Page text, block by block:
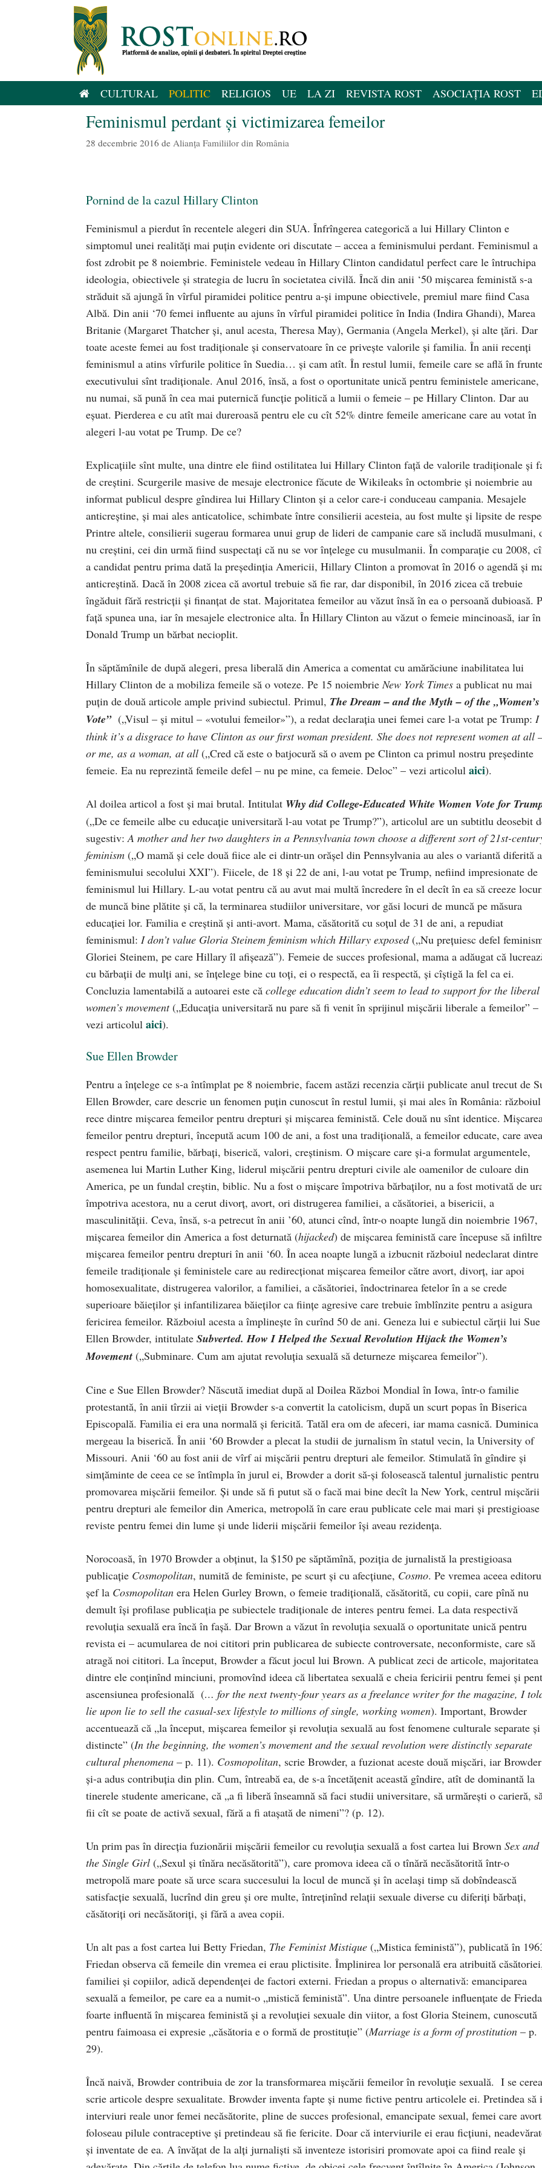
CULTURAL POLITIC RELIGIOS UE LA ZI REVISTA ROST ASOCIAȚIA ROST
Feminismul perdant și victimizarea femeilor
28 decembrie 2016 de Alianţa Familiilor din România
Pornind de la cazul Hillary Clinton
Feminismul a pierdut în recentele alegeri din SUA. Înfrîngerea categorică a lui Hillary Clinton e
simptomul unei realităţi mai puţin evidente ori discutate – accea a feminismului perdant. Feminismul a
fost zdrobit pe 8 noiembrie. Feministele vedeau în Hillary Clinton candidatul perfect care le întruchipa
ideologia, obiectivele şi strategia de lucru în societatea civilă. Încă din anii ‘50 mişcarea feministă s-a
străduit să ajungă în vîrful piramidei politice pentru a-şi impune obiectivele, premiul mare fiind Casa
Albă. Din anii ‘70 femei influente au ajuns în vîrful piramidei politice în India (Indira Ghandi), Marea
Britanie (Margaret Thatcher şi, anul acesta, Theresa May), Germania (Angela Merkel), şi alte ţări. Dar
toate aceste femei au fost tradiţionale şi conservatoare în ce privește valorile şi familia. În anii recenţi
feminismul a atins vîrfurile politice în Suedia… şi cam atît. În restul lumii, femeile care se află în
executivului sînt tradiţionale. Anul 2016, însă, a fost o oportunitate unică pentru feministele americane,
nu numai, să pună în cea mai puternică funcţie politică a lumii o femeie – pe Hillary Clinton. Dar au
eşuat. Pierderea e cu atît mai dureroasă pentru ele cu cît 52% dintre femeile americane care au votat în
alegeri l-au votat pe Trump. De ce?
Explicaţiile sînt multe, una dintre ele fiind ostilitatea lui Hillary Clinton faţă de valorile tradiționale şi
de creştini. Scurgerile masive de mesaje electronice făcute de Wikileaks în octombrie şi noiembrie au
informat publicul despre gîndirea lui Hillary Clinton şi a celor care-i conduceau campania. Mesajele
anticreştine, şi mai ales anticatolice, schimbate între consilierii acesteia, au fost multe şi lipsite de
Printre altele, consilierii sugerau formarea unui grup de lideri de campanie care să includă musulmani,
nu creştini, cei din urmă fiind suspectaţi că nu se vor înţelege cu musulmanii. În comparaţie cu 2008,
a candidat pentru prima dată la preşedinţia Americii, Hillary Clinton a promovat în 2016 o agendă şi
anticreştină. Dacă în 2008 zicea că avortul trebuie să fie rar, dar disponibil, în 2016 zicea că trebuie
îngăduit fără restricţii şi finanţat de stat. Majoritatea femeilor au văzut însă în ea o persoană dubioasă.
față spunea una, iar în mesajele electronice alta. În Hillary Clinton au văzut o femeie mincinoasă, iar în
Donald Trump un bărbat necioplit.
În săptămînile de după alegeri, presa liberală din America a comentat cu amărăciune inabilitatea lui
Hillary Clinton de a mobiliza femeile să o voteze. Pe 15 noiembrie New York Times a publicat nu mai
puţin de două articole ample privind subiectul. Primul, The Dream – and the Myth – of the „Women’s
Vote”(„Visul – şi mitul – «votului femeilor»”), a redat declaraţia unei femei care l-a votat pe Trump: I
think it’s a disgrace to have Clinton as our first woman president. She does not represent women at all
or me, as a woman, at all („Cred că este o batjocură să o avem pe Clinton ca primul nostru preşedinte
femeie. Ea nu reprezintă femeile defel – nu pe mine, ca femeie. Deloc” – vezi articolul aici).
Al doilea articol a fost şi mai brutal. Intitulat Why did College-Educated White Women Vote for
(„De ce femeile albe cu educaţie universitară l-au votat pe Trump?”), articolul are un subtitlu deosebit
sugestiv: A mother and her two daughters in a Pennsylvania town choose a different sort of 21st-
feminism („O mamă şi cele două fiice ale ei dintr-un orăşel din Pennsylvania au ales o variantă diferită a
feminismului secolului XXI”). Fiicele, de 18 şi 22 de ani, l-au votat pe Trump, nefiind impresionate de
feminismul lui Hillary. L-au votat pentru că au avut mai multă încredere în el decît în ea să creeze
de muncă bine plătite şi că, la terminarea studiilor universitare, vor găsi locuri de muncă pe măsura
educaţiei lor. Familia e creştină şi anti-avort. Mama, căsătorită cu soţul de 31 de ani, a repudiat
feminismul: I don’t value Gloria Steinem feminism which Hillary exposed(„Nu prețuiesc defel
Gloriei Steinem, pe care Hillary îl afișează”). Femeie de succes profesional, mama a adăugat că
cu bărbaţii de mulţi ani, se înţelege bine cu toți, ei o respectă, ea îi respectă, şi cîştigă la fel ca ei.
Concluzia lamentabilă a autoarei este că college education didn’t seem to lead to support for the liberal
women’s movement(„Educaţia universitară nu pare să fi venit în sprijinul mişcării liberale a femeilor” –
vezi articolul aici).
Sue Ellen Browder
Pentru a înţelege ce s-a întîmplat pe 8 noiembrie, facem astăzi recenzia cărţii publicate anul trecut de
Ellen Browder, care descrie un fenomen puţin cunoscut în restul lumii, şi mai ales în România: războiul
rece dintre mişcarea femeilor pentru drepturi şi mişcarea feministă. Cele două nu sînt identice.
femeilor pentru drepturi, începută acum 100 de ani, a fost una tradiţională, a femeilor educate, care
respect pentru familie, bărbaţi, biserică, valori, creştinism. O mişcare care şi-a formulat argumentele,
asemenea lui Martin Luther King, liderul mişcării pentru drepturi civile ale oamenilor de culoare din
America, pe un fundal creştin, biblic. Nu a fost o mişcare împotriva bărbaţilor, nu a fost motivată de
împotriva acestora, nu a cerut divorţ, avort, ori distrugerea familiei, a căsătoriei, a bisericii, a
masculinităţii. Ceva, însă, s-a petrecut în anii ’60, atunci cînd, într-o noapte lungă din noiembrie 1967,
mişcarea femeilor din America a fost deturnată (hijacked) de mişcarea feministă care începuse să
mişcarea femeilor pentru drepturi în anii ‘60. În acea noapte lungă a izbucnit războiul nedeclarat dintre
femeile tradiţionale şi feministele care au redirecţionat mişcarea femeilor către avort, divorţ, iar apoi
homosexualitate, distrugerea valorilor, a familiei, a căsătoriei, îndoctrinarea fetelor în a se crede
superioare băieţilor şi infantilizarea băieţilor ca fiinţe agresive care trebuie îmblînzite pentru a asigura
fericirea femeilor. Războiul acesta a împlinește în curînd 50 de ani. Geneza lui e subiectul cărţii lui Sue
Ellen Browder, intitulate Subverted. How I Helped the Sexual Revolution Hijack the Women’s
Movement („Subminare. Cum am ajutat revoluţia sexuală să deturneze mişcarea femeilor”).
Cine e Sue Ellen Browder? Născută imediat după al Doilea Război Mondial în Iowa, într-o familie
protestantă, în anii tîrzii ai vieţii Browder s-a convertit la catolicism, după un scurt popas în Biserica
Episcopală. Familia ei era una normală şi fericită. Tatăl era om de afeceri, iar mama casnică. Duminica
mergeau la biserică. În anii ‘60 Browder a plecat la studii de jurnalism în statul vecin, la University of
Missouri. Anii ‘60 au fost anii de vîrf ai mişcării pentru drepturi ale femeilor. Stimulată în gîndire şi
simţăminte de ceea ce se întîmpla în jurul ei, Browder a dorit să-şi folosească talentul jurnalistic pentru
promovarea mişcării femeilor. Şi unde să fi putut să o facă mai bine decît la New York, centrul mişcării
pentru drepturi ale femeilor din America, metropolă în care erau publicate cele mai mari şi prestigioase
reviste pentru femei din lume şi unde liderii mişcării femeilor îşi aveau rezidența.
Norocoasă, în 1970 Browder a obţinut, la $150 pe săptămînă, poziţia de jurnalistă la prestigioasa
publicaţie Cosmopolitan, numită de feministe, pe scurt şi cu afecţiune, Cosmo. Pe vremea aceea
şef la Cosmopolitan era Helen Gurley Brown, o femeie tradiţională, căsătorită, cu copii, care pînă nu
demult îşi profilase publicaţia pe subiectele tradiţionale de interes pentru femei. La data respectivă
revoluţia sexuală era încă în faşă. Dar Brown a văzut în revoluţia sexuală o oportunitate unică pentru
revista ei – acumularea de noi cititori prin publicarea de subiecte controversate, neconformiste, care să
atragă noi cititori. La început, Browder a făcut jocul lui Brown. A publicat zeci de articole, majoritatea
dintre ele conţinînd minciuni, promovînd ideea că libertatea sexuală e cheia fericirii pentru femei şi
ascensiunea profesională (… for the next twenty-four years as a freelance writer for the magazine, I
lie upon lie to sell the casual-sex lifestyle to millions of single, working women). Important, Browder
accentuează că „la început, mişcarea femeilor şi revoluţia sexuală au fost fenomene culturale separate şi
distincte” (In the beginning, the women’s movement and the sexual revolution were distinctly separate
cultural phenomena – p. 11). Cosmopolitan, scrie Browder, a fuzionat aceste două mişcări, iar Browder
şi-a adus contribuţia din plin. Cum, întreabă ea, de s-a încetățenit această gîndire, atît de dominantă la
tinerele studente americane, că „a fi liberă înseamnă să faci studii universitare, să urmăreşti o carieră,
fii cît se poate de activă sexual, fără a fi ataşată de nimeni”? (p. 12).
Un prim pas în direcţia fuzionării mişcării femeilor cu revoluţia sexuală a fost cartea lui Brown Sex and
the Single Girl („Sexul şi tînăra necăsătorită”), care promova ideea că o tînără necăsătorită într-o
metropolă mare poate să urce scara succesului la locul de muncă şi în acelaşi timp să dobîndească
satisfacţie sexuală, lucrînd din greu şi ore multe, întreţinînd relaţii sexuale diverse cu diferiţi bărbaţi,
căsătoriţi ori necăsătoriți, şi fără a avea copii.
Un alt pas a fost cartea lui Betty Friedan, The Feminist Mistique („Mistica feministă”), publicată în
Friedan observa că femeile din vremea ei erau plictisite. Împlinirea lor personală era atribuită
familiei şi copiilor, adică dependenţei de factori externi. Friedan a propus o alternativă: emanciparea
sexuală a femeilor, pe care ea a numit-o „mistică feministă”. Una dintre persoanele influenţate de
foarte influentă în mişcarea feministă şi a revoluţiei sexuale din viitor, a fost Gloria Steinem, cunoscută
pentru faimoasa ei expresie „căsătoria e o formă de prostituţie” (Marriage is a form of prostitution – p.
29).
Încă naivă, Browder contribuia de zor la transformarea mişcării femeilor în revoluţie sexuală. I se
scrie articole despre sexualitate. Browder inventa fapte şi nume fictive pentru articolele ei. Pretindea să
interviuri reale unor femei necăsătorite, pline de succes profesional, emancipate sexual, femei care
foloseau pilule contraceptive şi pretindeau să fie fericite. Doar că interviurile ei erau ficţiuni,
şi inventate de ea. A învăţat de la alţi jurnalişti să inventeze istorisiri promovate apoi ca fiind reale şi